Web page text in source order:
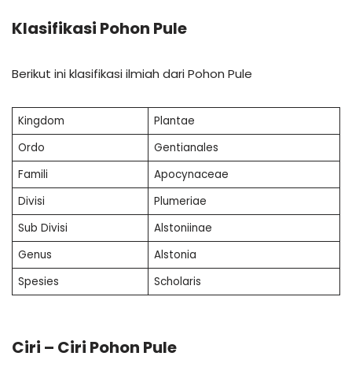
Klasifikasi Pohon Pule
Berikut ini klasifikasi ilmiah dari Pohon Pule
Kingdom
Plantae
Ordo
Gentianales
Famili
Apocynaceae
Divisi
Plumeriae
Sub Divisi
Alstoniinae
Genus
Alstonia
Spesies
Scholaris
Ciri – Ciri Pohon Pule